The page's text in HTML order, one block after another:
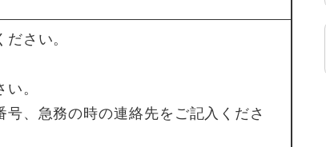
さい。
。
、急務の時の連絡先をご記入くださ